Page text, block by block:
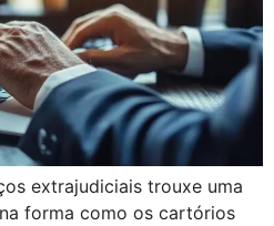
extrajudiciais trouxe uma
forma como os cartórios